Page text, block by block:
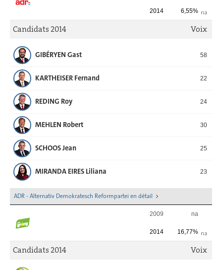
na
2014 6,55%
Candidats 2014 Voix
GIBÉRYEN Gast 58
KARTHEISER Fernand 22
REDING Roy 24
MEHLEN Robert 30
SCHOOS Jean 25
MIRANDA EIRES Liliana 23
ADR - Alternativ Demokratesch Reformpartei en détail
2009 na
na
2014 16,77%
Candidats 2014 Voix